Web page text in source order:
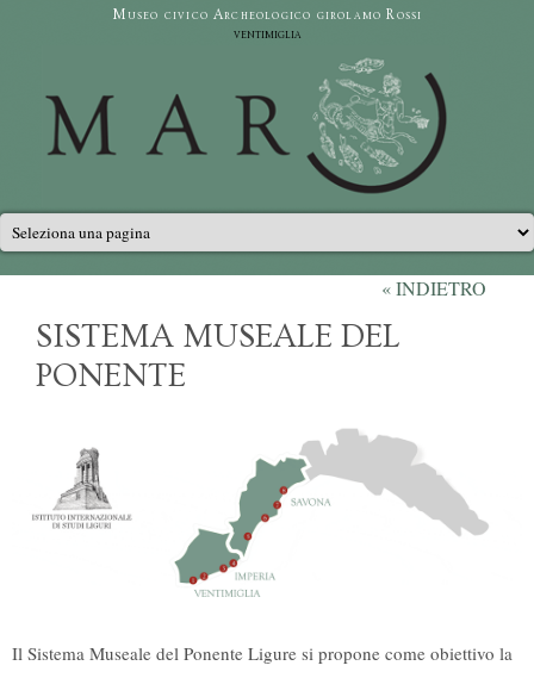
Salta al contenuto principaleMuseo civico Archeologico girolamo Rossi
ventimiglia
Menu principale « INDIETRO
SISTEMA MUSEALE DEL
PONENTE
Il Sistema Museale del Ponente Ligure si propone come obiettivo la